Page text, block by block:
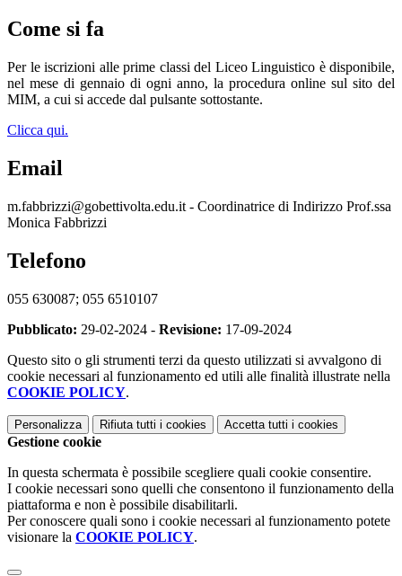
Come si fa
Per le iscrizioni alle prime classi del Liceo Linguistico è disponibile,
nel mese di gennaio di ogni anno, la procedura online sul sito del
MIM, a cui si accede dal pulsante sottostante.
Clicca qui.
Email
m.fabbrizzi@gobettivolta.edu.it - Coordinatrice di Indirizzo Prof.ssa
Monica Fabbrizzi
Telefono
055 630087; 055 6510107
Pubblicato: 29-02-2024 - Revisione: 17-09-2024
Questo sito o gli strumenti terzi da questo utilizzati si avvalgono di
cookie necessari al funzionamento ed utili alle finalità illustrate nella
COOKIE POLICY.
Personalizza Rifiuta tutti i cookies Accetta tutti i cookies
Gestione cookie
In questa schermata è possibile scegliere quali cookie consentire.
I cookie necessari sono quelli che consentono il funzionamento della
piattaforma e non è possibile disabilitarli.
Per conoscere quali sono i cookie necessari al funzionamento potete
visionare la COOKIE POLICY.